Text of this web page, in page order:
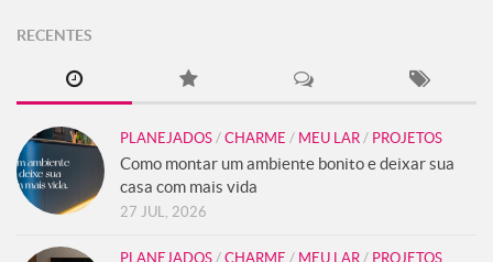
RECENTES
PLANEJADOS / CHARME / MEU LAR / PROJETOS
Como montar um ambiente bonito e deixar sua
casa com mais vida
27 JUL, 2026
PLANEJADOS / CHARME / MEU LAR / PROJETOS